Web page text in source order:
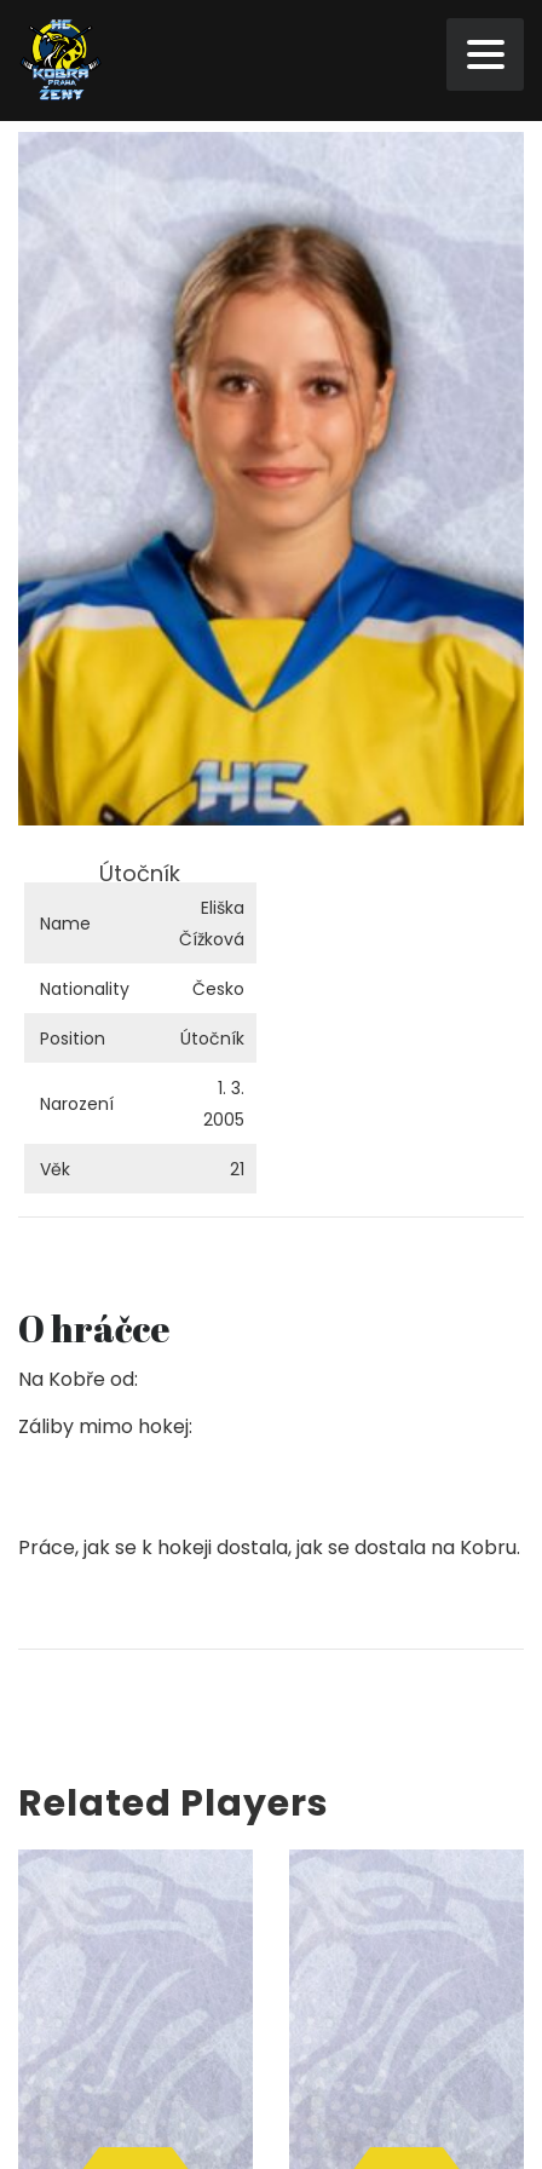
Útočník
Name
Eliška
Čížková
Nationality Česko
Position Útočník
Narození
1. 3.
2005
Věk 21
O hráčce
Na Kobře od:
Záliby mimo hokej:
Práce, jak se k hokeji dostala, jak se dostala na Kobru.
Related Players